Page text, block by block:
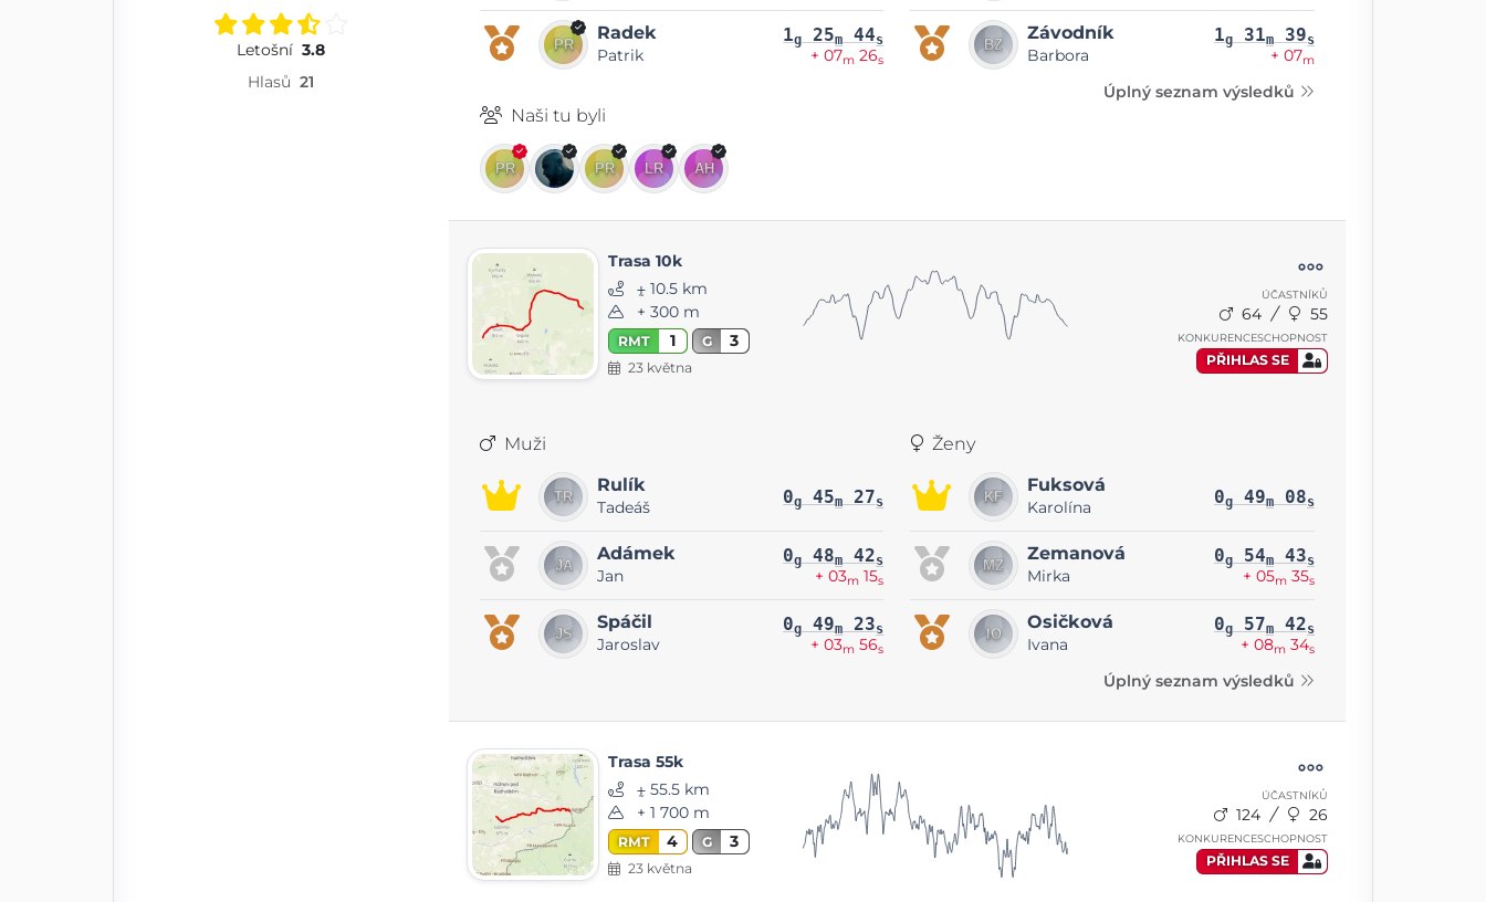
Letošní 3.8
Hlasů 21
Radek
Patrik
1g 25m 44s
+ 07m 26s
Závodník
Barbora
1g 31m 39s
+ 07m
Úplný seznam výsledků
Naši tu byli
Trasa 10k
⨦ 10.5 km
+ 300 m
RMT 1 G 3
23 května
ÚČASTNÍKŮ
64 55
KONKURENCESCHOPNOST
PŘIHLAS SE
Muži
Rulík
Tadeáš 0g 45m 27s
Adámek
Jan
0g 48m 42s
+ 03m 15s
Spáčil
Jaroslav
0g 49m 23s
+ 03m 56s
Ženy
Fuksová
Karolína 0g 49m 08s
Zemanová
Mirka
0g 54m 43s
+ 05m 35s
Osičková
Ivana
0g 57m 42s
+ 08m 34s
Úplný seznam výsledků
Trasa 55k
⨦ 55.5 km
+ 1 700 m
RMT 4 G 3
23 května
ÚČASTNÍKŮ
124 26
KONKURENCESCHOPNOST
PŘIHLAS SE